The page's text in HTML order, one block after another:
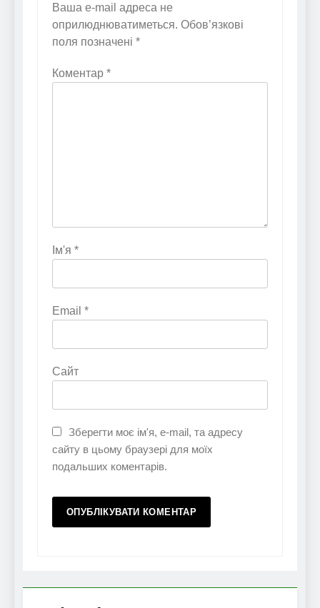
Ваша e-mail адреса не
оприлюднюватиметься. Обов’язкові
поля позначені *
Коментар *
Ім'я *
Email *
Сайт
Зберегти моє ім'я, e-mail, та адресу
сайту в цьому браузері для моїх
подальших коментарів.